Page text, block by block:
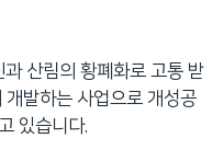
산림의 황폐화로 고통 받
발하는 사업으로 개성공
있습니다.